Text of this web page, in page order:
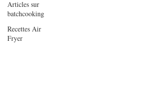
Articles sur
batchcooking
Recettes Air
Fryer